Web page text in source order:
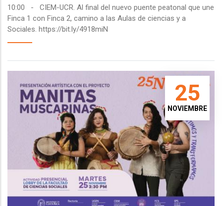
10:00 -
CIEM-UCR. Al final del nuevo puente peatonal que une
Finca 1 con Finca 2, camino a las Aulas de ciencias y a
Sociales. https://bit.ly/4918miN
25
NOVIEMBRE